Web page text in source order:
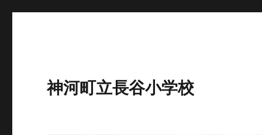
神河町立長谷小学校